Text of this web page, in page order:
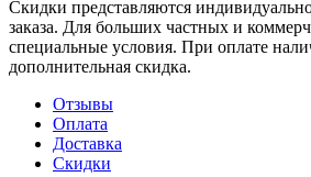
Скидки представляются
заказа. Для больших частных и
специальные условия. При оплате
дополнительная скидка.
Отзывы
Оплата
Доставка
Скидки